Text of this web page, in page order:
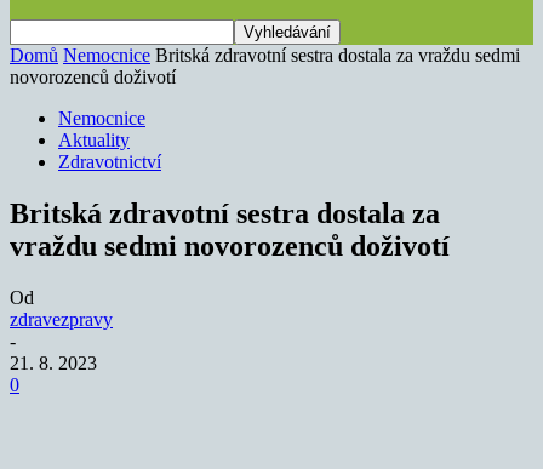
Domů Nemocnice Britská zdravotní sestra dostala za vraždu sedmi
novorozenců doživotí
Nemocnice
Aktuality
Zdravotnictví
Britská zdravotní sestra dostala za
vraždu sedmi novorozenců doživotí
Od
zdravezpravy
-
21. 8. 2023
0